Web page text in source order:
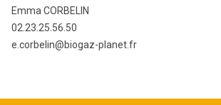
Emma CORBELIN
02.23.25.56.50
e.corbelin@biogaz-planet.fr